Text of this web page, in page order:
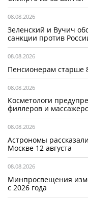
08.08.2026
Зеленский и Вучич
санкции против
08.08.2026
Пенсионерам старше
08.08.2026
Косметологи
филлеров и
08.08.2026
Астрономы
Москве 12 августа
08.08.2026
Минпросвещения
с 2026 года